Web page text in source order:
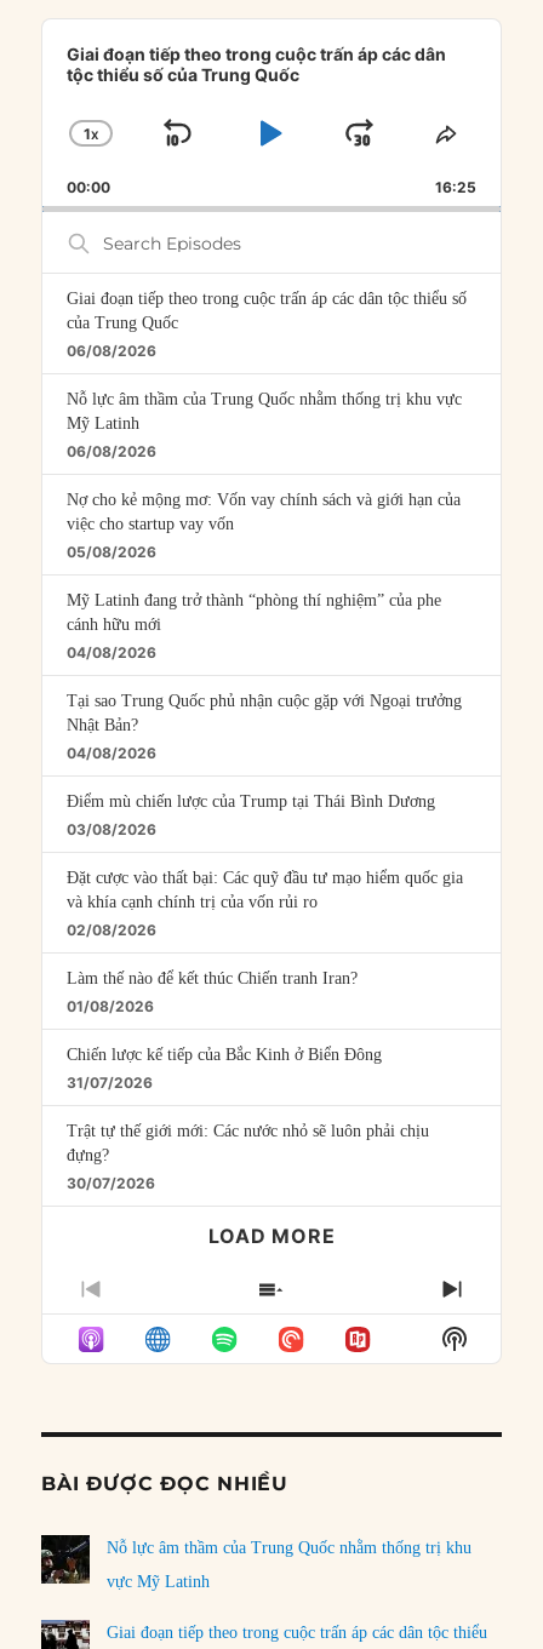
Audio
Player
Giai đoạn tiếp theo trong cuộc trấn áp các dân
tộc thiểu số của Trung Quốc
CHANGE
RATE
1X
SKIP
PLAYJUMP
FORWARD
SHARE
00:00 16:25
Search
Episodes
Giai đoạn tiếp theo trong cuộc trấn áp các dân tộc thiểu số
của Trung Quốc
06/08/2026
Nỗ lực âm thầm của Trung Quốc nhằm thống trị khu vực
Mỹ Latinh
06/08/2026
Nợ cho kẻ mộng mơ: Vốn vay chính sách và giới hạn của
việc cho startup vay vốn
05/08/2026
Mỹ Latinh đang trở thành “phòng thí nghiệm” của phe
cánh hữu mới
04/08/2026
Tại sao Trung Quốc phủ nhận cuộc gặp với Ngoại trưởng
Nhật Bản?
04/08/2026
Điểm mù chiến lược của Trump tại Thái Bình Dương
03/08/2026
Đặt cược vào thất bại: Các quỹ đầu tư mạo hiểm quốc gia
và khía cạnh chính trị của vốn rủi ro
02/08/2026
Làm thế nào để kết thúc Chiến tranh Iran?
01/08/2026
Chiến lược kế tiếp của Bắc Kinh ở Biển Đông
31/07/2026
Trật tự thế giới mới: Các nước nhỏ sẽ luôn phải chịu
đựng?
30/07/2026
LOAD MORE
PREVIOUS
EPISODE
SHOW
EPISODES
LIST
NEXT
Show
Podcast
BÀI ĐƯỢC ĐỌC NHIỀU
Nỗ lực âm thầm của Trung Quốc nhằm thống trị khu
vực Mỹ Latinh
Giai đoạn tiếp theo trong cuộc trấn áp các dân tộc thiểu